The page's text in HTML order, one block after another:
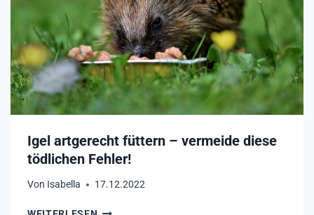
Igel artgerecht füttern – vermeide diese
tödlichen Fehler!
Von Isabella 17.12.2022